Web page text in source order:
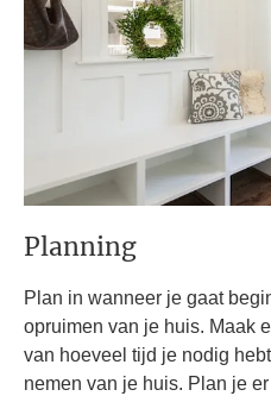
Planning
Plan in wanneer je gaat
opruimen van je huis. Maak
van hoeveel tijd je nodig
nemen van je huis. Plan je